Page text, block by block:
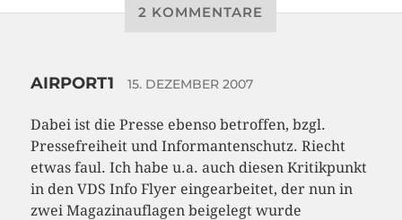
2 KOMMENTARE
AIRPORT1 15. DEZEMBER 2007
Dabei ist die Presse ebenso betroffen, bzgl.
Pressefreiheit und Informantenschutz. Riecht
etwas faul. Ich habe u.a. auch diesen Kritikpunkt
in den VDS Info Flyer eingearbeitet, der nun in
zwei Magazinauflagen beigelegt wurde